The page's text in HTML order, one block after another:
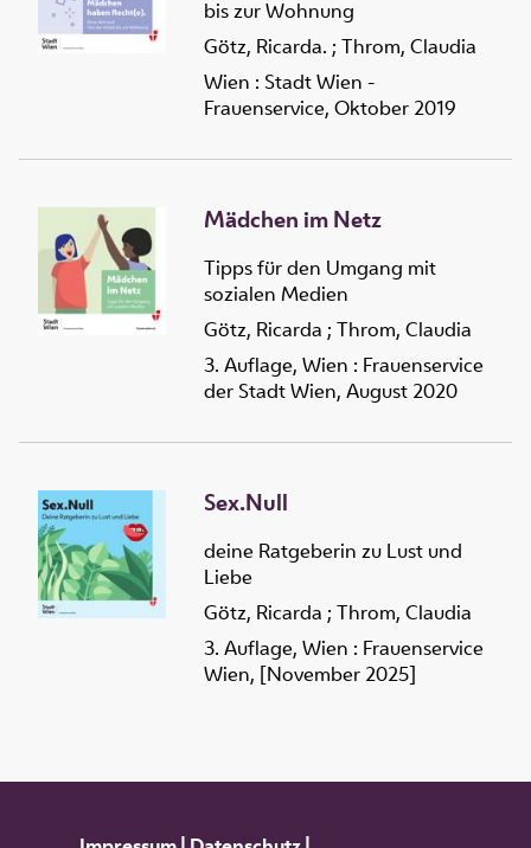
bis zur Wohnung
Götz, Ricarda. ; Throm, Claudia
Wien : Stadt Wien -
Frauenservice, Oktober 2019
Mädchen im Netz
Tipps für den Umgang mit
sozialen Medien
Götz, Ricarda ; Throm, Claudia
3. Auflage, Wien : Frauenservice
der Stadt Wien, August 2020
Sex.Null
deine Ratgeberin zu Lust und
Liebe
Götz, Ricarda ; Throm, Claudia
3. Auflage, Wien : Frauenservice
Wien, [November 2025]